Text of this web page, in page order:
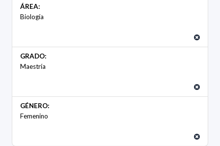
ÁREA:
Biología
GRADO:
Maestría
GÉNERO:
Femenino